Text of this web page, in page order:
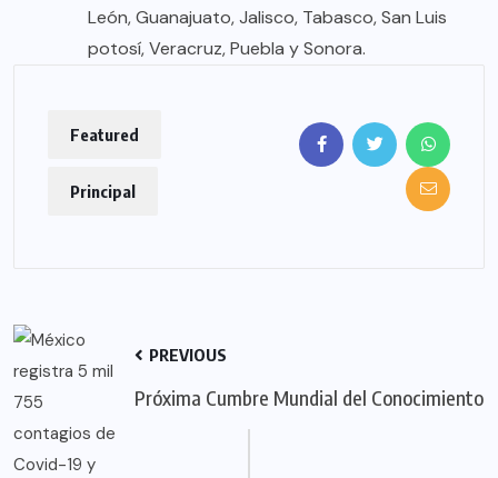
León, Guanajuato, Jalisco, Tabasco, San Luis
potosí, Veracruz, Puebla y Sonora.
Featured
Principal
PREVIOUS
Próxima Cumbre Mundial del Conocimiento